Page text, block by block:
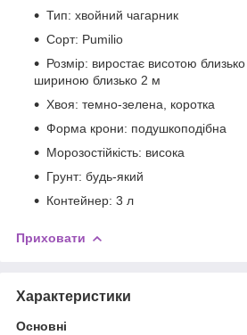
Тип: хвойний чагарник
Сорт: Pumilio
Розмір: виростає висотою
шириною близько 2 м
Хвоя: темно-зелена, коротка
Форма крони: подушкоподібна
Морозостійкість: висока
Грунт: будь-який
Контейнер: 3 л
Приховати
Характеристики
Основні